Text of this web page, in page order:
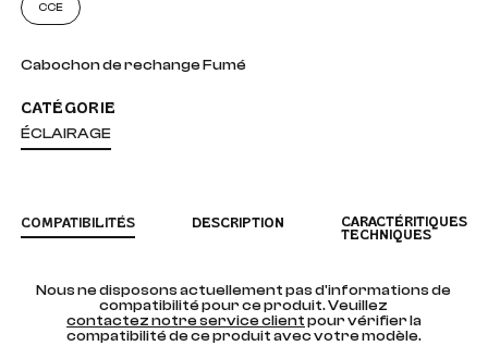
CCE
Cabochon de rechange Fumé
CATÉGORIE
ÉCLAIRAGE
COMPATIBILITÉS DESCRIPTION
CARACTÉRITIQUES
TECHNIQUES
Nous ne disposons actuellement pas d'informations de
compatibilité pour ce produit. Veuillez
contactez notre service clientpour vérifier la
compatibilité de ce produit avec votre modèle.